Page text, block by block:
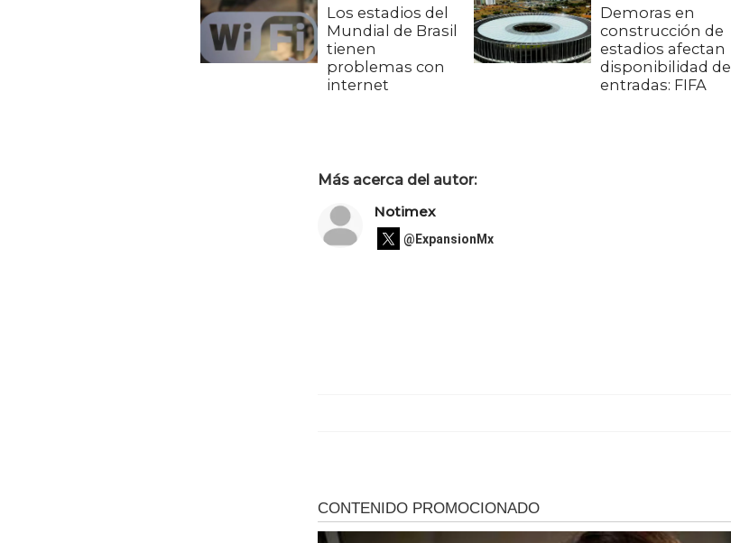
Los estadios del
Mundial de Brasil
tienen
problemas con
internet
Demoras en
construcción de
estadios afectan
disponibilidad de
entradas: FIFA
Más acerca del autor:
Notimex
@ExpansionMx